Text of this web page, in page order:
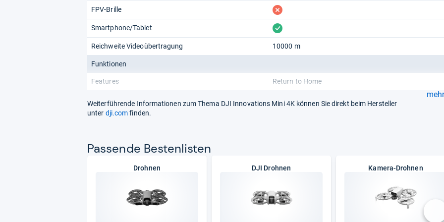
FPV-Brille fehlt
Smartphone/Tablet vorhanden
Reichweite Videoübertragung 10000 m
Funktionen
Features Return to Home
Weiterführende Informationen zum Thema DJI Innovations Mini 4K können Sie direkt beim Hersteller
unter dji.comfinden.
Pas­sende Bes­ten­lis­ten
Drohnen DJI Drohnen Kamera-Drohnen